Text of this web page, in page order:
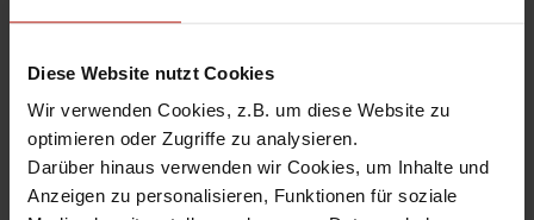
Diese Website nutzt Cookies
Wir verwenden Cookies, z.B. um diese Website zu
optimieren oder Zugriffe zu analysieren.
Darüber hinaus verwenden wir Cookies, um Inhalte und
Anzeigen zu personalisieren, Funktionen für soziale